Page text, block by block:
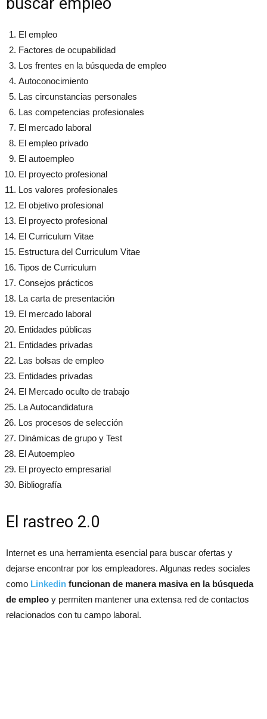
El empleo
Factores de ocupabilidad
Los frentes en la búsqueda de empleo
Autoconocimiento
Las circunstancias personales
Las competencias profesionales
El mercado laboral
El empleo privado
El autoempleo
El proyecto profesional
Los valores profesionales
El objetivo profesional
El proyecto profesional
El Curriculum Vitae
Estructura del Curriculum Vitae
Tipos de Curriculum
Consejos prácticos
La carta de presentación
El mercado laboral
Entidades públicas
Entidades privadas
Las bolsas de empleo
Entidades privadas
El Mercado oculto de trabajo
La Autocandidatura
Los procesos de selección
Dinámicas de grupo y Test
El Autoempleo
El proyecto empresarial
Bibliografía
El rastreo 2.0
Internet es una herramienta esencial para buscar ofertas y
dejarse encontrar por los empleadores. Algunas redes sociales
como Linkedin funcionan de manera masiva en la búsqueda
de empleo y permiten mantener una extensa red de contactos
relacionados con tu campo laboral.